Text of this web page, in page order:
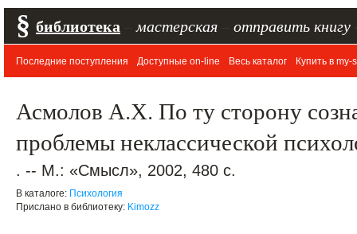
§ библиотека мастерская отправить книгу
Последние поступления Доступные on-line Весь каталог Купить в my-
Асмолов А.Х. По ту сторону
проблемы неклассической
. -- М.: «Смысл», 2002, 480 с.
В каталоге: Психология
Прислано в библиотеку: Kimozz